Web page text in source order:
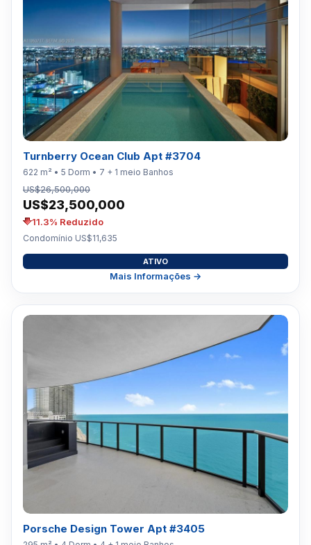
Turnberry Ocean Club Apt #3704
622 m² • 5 Dorm • 7 + 1 meio Banhos
US$26,500,000
US$23,500,000
11.3% Reduzido
Condomínio US$11,635
ATIVO
Mais Informações →
Porsche Design Tower Apt #3405